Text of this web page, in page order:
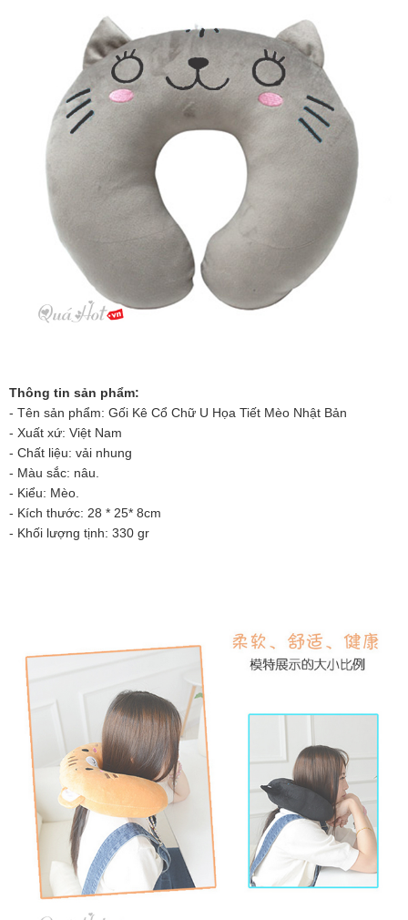
Thông tin sản phẩm:
- Tên sản phẩm: Gối Kê Cổ Chữ U Họa Tiết Mèo Nhật Bản
- Xuất xứ: Việt Nam
- Chất liệu: vải nhung
- Màu sắc: nâu.
- Kiểu: Mèo.
- Kích thước: 28 * 25* 8cm
- Khối lượng tịnh: 330 gr